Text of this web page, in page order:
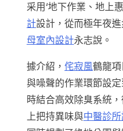
采用‘地下作業、地上
計設計，從而極年夜
母室內設計永志說。
據介紹， 侘寂風鶴龍
與噪聲的作業環節設
時結合高效除臭系統
上把持異味與中醫診